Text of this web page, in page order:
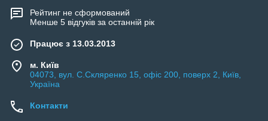
Рейтинг не сформований
Менше 5 відгуків за останній рік
Працює з 13.03.2013
м. Київ
04073, вул. C.Скляренко 15, офіс 200, поверх 2, Київ,
Україна
Контакти